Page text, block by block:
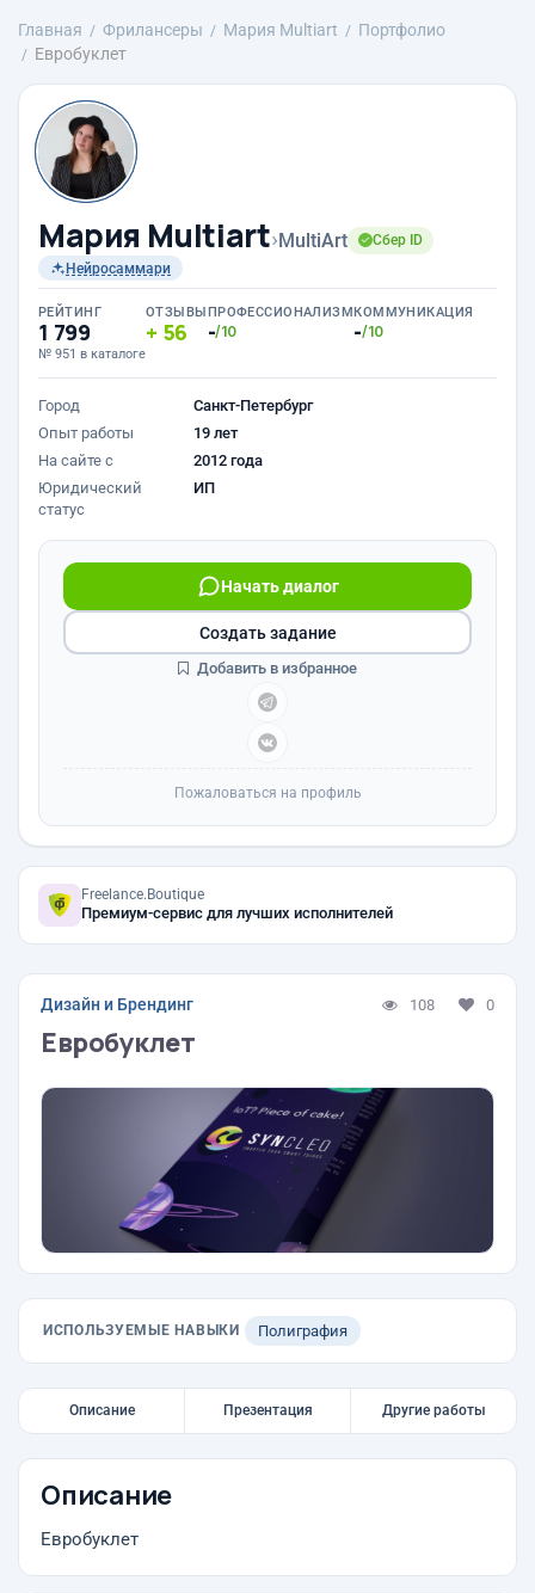
Главная Фрилансеры Мария Multiart
Портфолио
Евробуклет
Мария Multiart›MultiArt
Сбер ID
Нейросаммари
РЕЙТИНГ
1 799
№ 951 в каталоге
ОТЗЫВЫ
56
ПРОФЕССИОНАЛИЗМ
-/10
КОММУНИКАЦИЯ
-/10
Город
Санкт-Петербург
Опыт работы
19 лет
На сайте с
2012 года
Юридический
статус
ИП
Начать диалог
Создать задание
Добавить в избранное
Пожаловаться на профиль
Freelance.Boutique
Премиум-сервис для лучших исполнителей
Дизайн и Брендинг 108 0
Евробуклет
ИСПОЛЬЗУЕМЫЕ НАВЫКИ Полиграфия
Описание Презентация Другие работы
Описание
Евробуклет